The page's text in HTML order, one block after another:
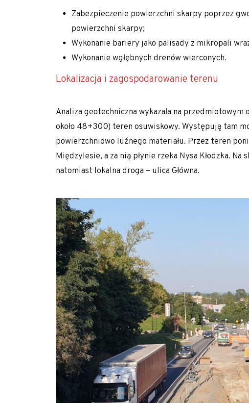
Zabezpieczenie powierzchni skarpy poprzez
powierzchni skarpy;
Wykonanie bariery jako palisady z mikropali
Wykonanie wgłębnych drenów wierconych.
Lokalizacja i zagospodarowanie terenu
Analiza geotechniczna wykazała na
około 48+300) teren osuwiskowy. Występują tam
powierzchniowo luźnego materiału. Przez teren
Międzylesie, a za nią płynie rzeka Nysa Kłodzka.
natomiast lokalna droga – ulica Główna.